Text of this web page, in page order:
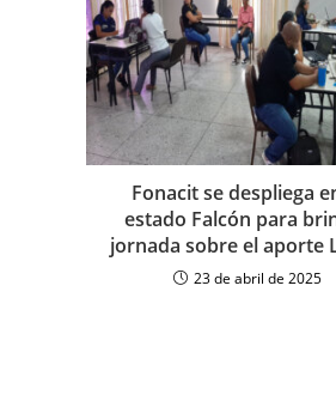
Fonacit se despliega
estado Falcón para
jornada sobre el aporte
23 de abril de 2025